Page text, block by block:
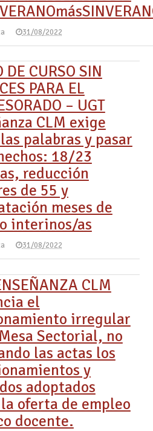
31/08/2022
DE CURSO SIN
PARA EL
– UGT
CLM exige
palabras y pasar
18/23
reducción
de 55 y
meses de
interinos/as
31/08/2022
CLM
el
irregular
Sectorial, no
las actas los
y
adoptados
oferta de empleo
docente.